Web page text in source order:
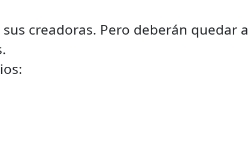
creadoras. Pero deberán quedar a